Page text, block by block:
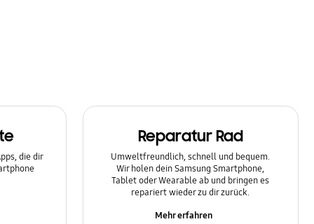
die dir
Reparatur Rad
Umweltfreundlich, schnell und bequem.
Wir holen dein Samsung Smartphone,
Tablet oder Wearable ab und bringen es
repariert wieder zu dir zurück.
Mehr erfahren